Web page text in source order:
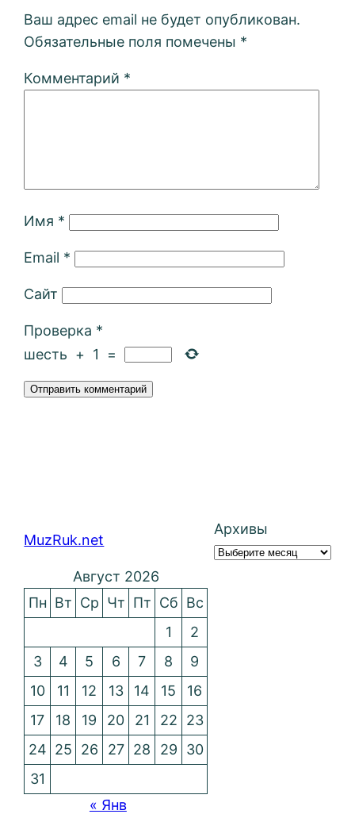
Ваш адрес email не будет опубликован.
Обязательные поля помечены *
Комментарий *
Имя *
Email *
Сайт
Проверка *
шесть + 1 =
MuzRuk.net
Архивы
Август 2026
Пн Вт Ср Чт Пт Сб Вс
1
2
3
4 5 6 7 8
9
10
11 12 13 14 15
16
17
18 19 20 21 22
23
24 25 26 27 28 29
30
31
« Янв